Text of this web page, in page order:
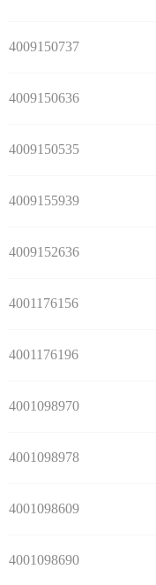
4009150737
4009150636
4009150535
4009155939
4009152636
4001176156
4001176196
4001098970
4001098978
4001098609
4001098690